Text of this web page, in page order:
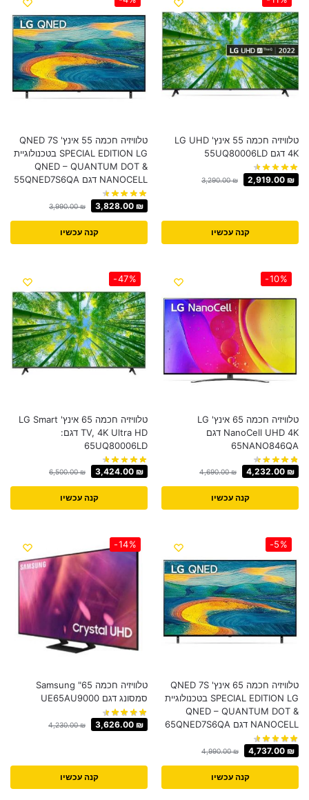
טלוויזיה חכמה 55 אינץ' LG UHD
4K דגם 55UQ80006LD
3,290.00₪ 2,919.00 ₪
קנה עכשיו
טלוויזיה חכמה 55 אינץ' QNED 7S
SPECIAL EDITION LG בטכנולוגיית
QNED – QUANTUM DOT &
NANOCELL דגם 55QNED7S6QA
3,990.00₪ 3,828.00 ₪
קנה עכשיו
-10%
טלוויזיה חכמה 65 אינץ' LG
NanoCell UHD 4K דגם
65NANO846QA
4,690.00₪ 4,232.00 ₪
קנה עכשיו
-47%
טלוויזיה חכמה 65 אינץ' LG Smart
TV, 4K Ultra HD דגם:
65UQ80006LD
6,500.00₪ 3,424.00 ₪
קנה עכשיו
-5%
טלוויזיה חכמה 65 אינץ' QNED 7S
SPECIAL EDITION LG בטכנולוגיית
QNED – QUANTUM DOT &
NANOCELL דגם 65QNED7S6QA
4,990.00₪ 4,737.00 ₪
קנה עכשיו
-14%
טלוויזיה חכמה 65" Samsung
סמסונג דגם UE65AU9000
4,230.00₪ 3,626.00 ₪
קנה עכשיו